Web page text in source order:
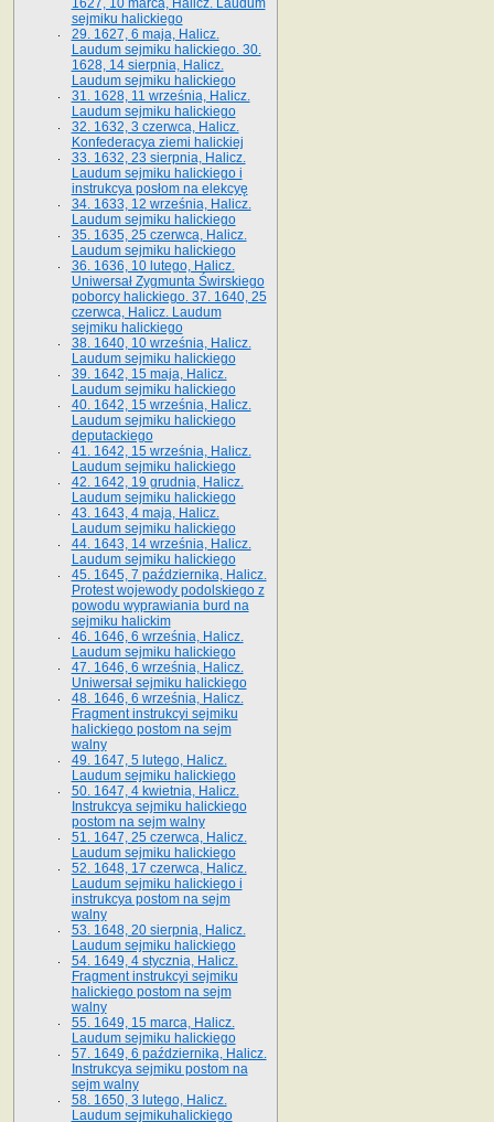
1627, 10 marca, Halicz. Laudum
sejmiku halickiego
29. 1627, 6 maja, Halicz.
Laudum sejmiku halickiego. 30.
1628, 14 sierpnia, Halicz.
Laudum sejmiku halickiego
31. 1628, 11 września, Halicz.
Laudum sejmiku halickiego
32. 1632, 3 czerwca, Halicz.
Konfederacya ziemi halickiej
33. 1632, 23 sierpnia, Halicz.
Laudum sejmiku halickiego i
instrukcya posłom na elekcyę
34. 1633, 12 września, Halicz.
Laudum sejmiku halickiego
35. 1635, 25 czerwca, Halicz.
Laudum sejmiku halickiego
36. 1636, 10 lutego, Halicz.
Uniwersał Zygmunta Świrskiego
poborcy halickiego. 37. 1640, 25
czerwca, Halicz. Laudum
sejmiku halickiego
38. 1640, 10 września, Halicz.
Laudum sejmiku halickiego
39. 1642, 15 maja, Halicz.
Laudum sejmiku halickiego
40. 1642, 15 września, Halicz.
Laudum sejmiku halickiego
deputackiego
41. 1642, 15 września, Halicz.
Laudum sejmiku halickiego
42. 1642, 19 grudnia, Halicz.
Laudum sejmiku halickiego
43. 1643, 4 maja, Halicz.
Laudum sejmiku halickiego
44. 1643, 14 września, Halicz.
Laudum sejmiku halickiego
45. 1645, 7 października, Halicz.
Protest wojewody podolskiego z
powodu wyprawiania burd na
sejmiku halickim
46. 1646, 6 września, Halicz.
Laudum sejmiku halickiego
47. 1646, 6 września, Halicz.
Uniwersał sejmiku halickiego
48. 1646, 6 września, Halicz.
Fragment instrukcyi sejmiku
halickiego postom na sejm
walny
49. 1647, 5 lutego, Halicz.
Laudum sejmiku halickiego
50. 1647, 4 kwietnia, Halicz.
Instrukcya sejmiku halickiego
postom na sejm walny
51. 1647, 25 czerwca, Halicz.
Laudum sejmiku halickiego
52. 1648, 17 czerwca, Halicz.
Laudum sejmiku halickiego i
instrukcya postom na sejm
walny
53. 1648, 20 sierpnia, Halicz.
Laudum sejmiku halickiego
54. 1649, 4 stycznia, Halicz.
Fragment instrukcyi sejmiku
halickiego postom na sejm
walny
55. 1649, 15 marca, Halicz.
Laudum sejmiku halickiego
57. 1649, 6 października, Halicz.
Instrukcya sejmiku postom na
sejm walny
58. 1650, 3 lutego, Halicz.
Laudum sejmikuhalickiego